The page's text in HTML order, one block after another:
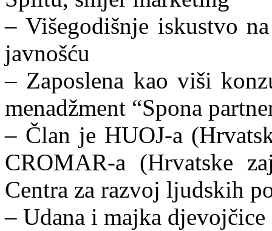
– Višegodišnje iskustvo
javnošću
– Zaposlena kao viši
menadžment “Spona
– Član je HUOJ-a
CROMAR-a (Hrvatske
Centra za razvoj ljudskih
– Udana i majka djevojčice